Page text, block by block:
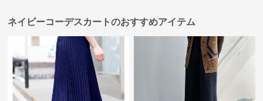
ネイビーコーデスカートのおすすめアイテム